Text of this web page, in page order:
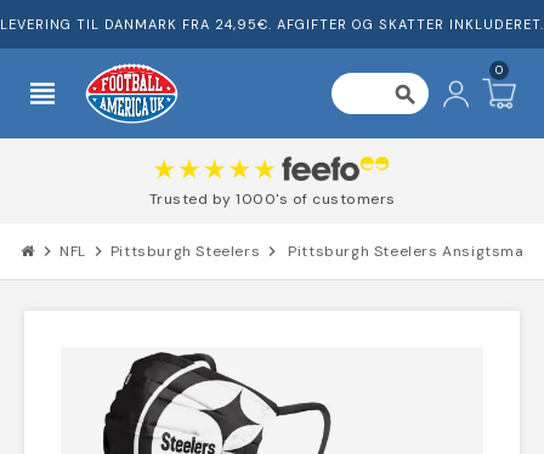
LEVERING TIL DANMARK FRA 24,95€. AFGIFTER OG SKATTER INKLUDERET.
view_headline search
0
Trusted by 1000's of customers
chevron_right NFL chevron_right Pittsburgh Steelers chevron_right Pittsburgh Steelers